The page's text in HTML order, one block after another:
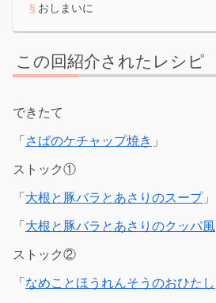
おしまいに
この回紹介されたレシピ
できたて
「 さばのケチャップ焼き 」
ストック①
「 大根と豚バラとあさりのスープ」
「 大根と豚バラとあさりのクッパ風
ストック②
「 なめことほうれんそうのおひたし